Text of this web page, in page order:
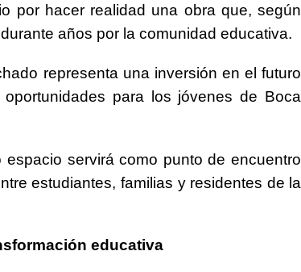
por hacer realidad una obra que, según
años por la comunidad educativa.
representa una inversión en el futuro
para los jóvenes de Boca
servirá como punto de encuentro
estudiantes, familias y residentes de la
educativa